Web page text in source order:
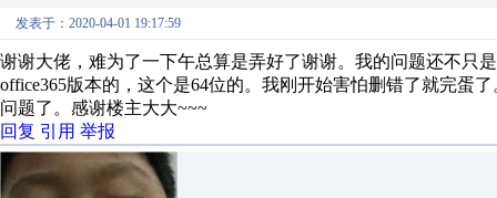
发表于：2020-04-01 19:17:59
谢谢大佬，难为了一下午总算是弄好了谢谢。我的问题还不只
office365版本的，这个是64位的。我刚开始害怕删错了就完蛋
问题了。感谢楼主大大~~~
回复 引用 举报